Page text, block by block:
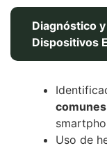
Diagnóstico
Dispositivos
Uso de